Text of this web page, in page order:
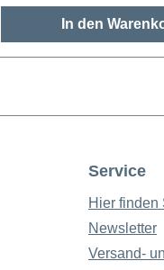
In den
Service
Hier finden
Newsletter
Versand-